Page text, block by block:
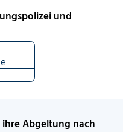
und
Abgeltung nach